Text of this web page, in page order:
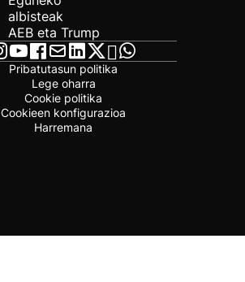
albisteak
AEB eta Trump
Pribatutasun politika
Lege oharra
Cookie politika
Cookieen konfigurazioa
Harremana